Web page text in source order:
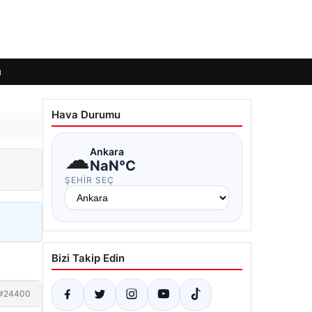
Hava Durumu
☁Ankara
NaN°C
ŞEHIR SEÇ
Bizi Takip Edin